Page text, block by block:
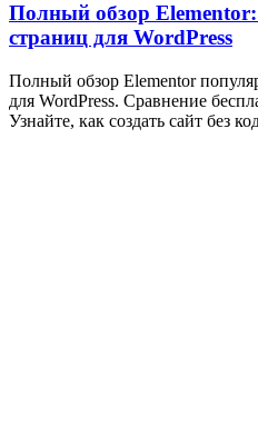
Полный обзор
страниц для WordPress
Полный обзор Elementor
для WordPress. Сравнение
Узнайте, как создать сайт без